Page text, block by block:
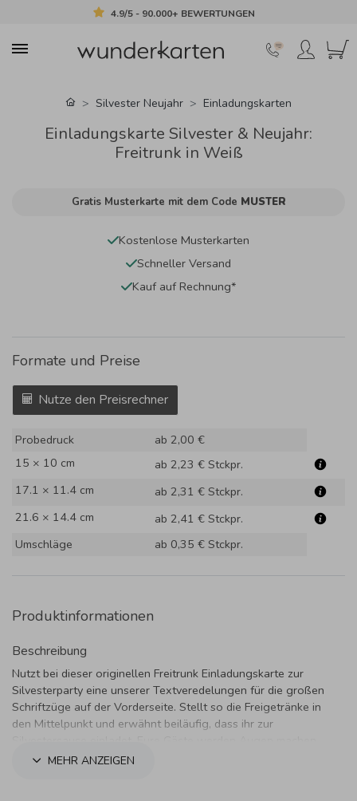
4.9/5 - 90.000+ BEWERTUNGEN
Silvester Neujahr Einladungskarten
Einladungskarte Silvester & Neujahr:
Freitrunk in Weiß
Gratis Musterkarte mit dem Code MUSTER
Kostenlose Musterkarten
Schneller Versand
Kauf auf Rechnung*
Formate und Preise
Nutze den Preisrechner
Probedruck
ab 2,00 €
15 × 10 cm
ab 2,23 € Stckpr.
17.1 × 11.4 cm
ab 2,31 € Stckpr.
21.6 × 14.4 cm
ab 2,41 € Stckpr.
Umschläge
ab 0,35 € Stckpr.
Produktinformationen
Beschreibung
Nutzt bei dieser originellen Freitrunk Einladungskarte zur
Silvesterparty eine unserer Textveredelungen für die großen
Schriftzüge auf der Vorderseite. Stellt so die Freigetränke in
den Mittelpunkt und erwähnt beiläufig, dass ihr zur
MEHR ANZEIGEN